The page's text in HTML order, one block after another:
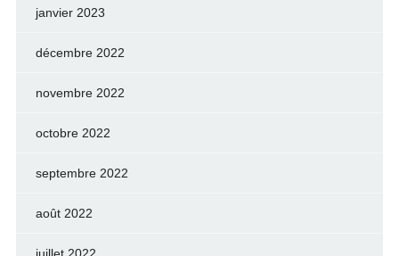
janvier 2023
décembre 2022
novembre 2022
octobre 2022
septembre 2022
août 2022